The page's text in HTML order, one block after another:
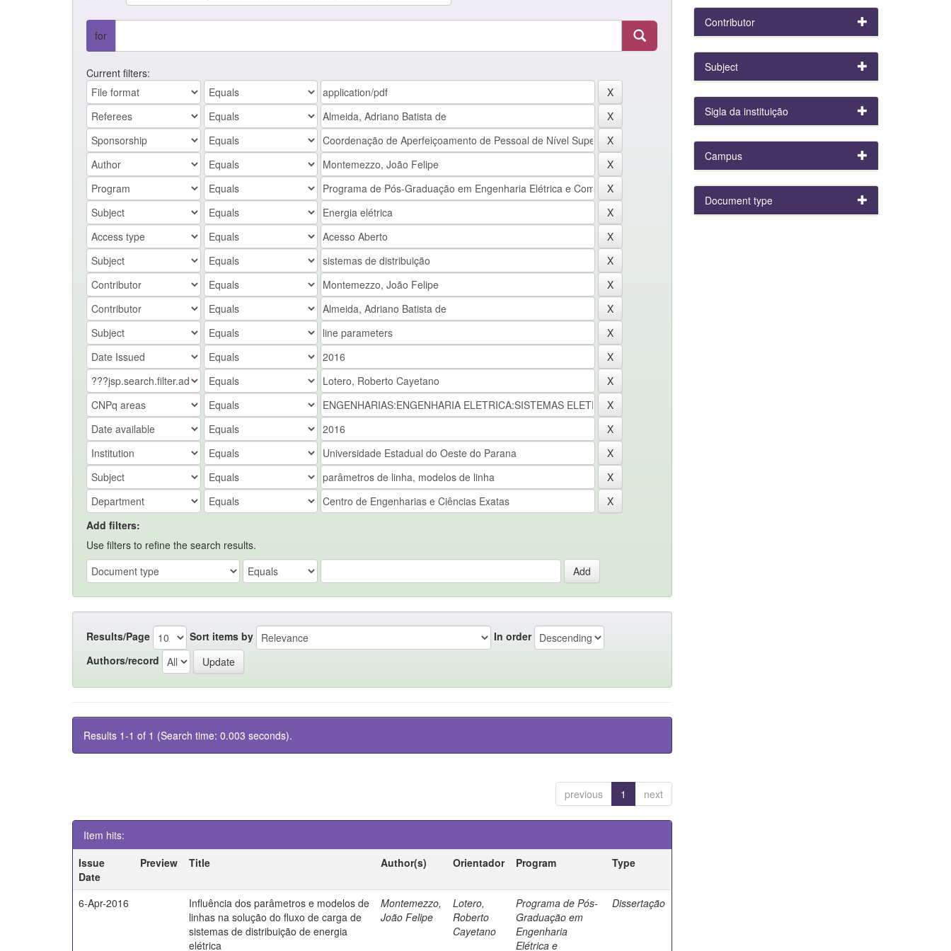
for
Current filters:
Add filters:
Use filters to refine the search results.
Results/Page Sort items by
In order
Authors/record
Results 1-1 of 1 (Search time: 0.003 seconds).
previous 1 next
Item hits:
Issue
Date
Preview Title Author(s) Orientador Program Type
6-Apr-2016
Influência dos parâmetros e modelos de
linhas na solução do fluxo de carga de
sistemas de distribuição de energia
elétrica
Montemezzo,
João Felipe
Lotero,
Roberto
Cayetano
Programa de Pós-
Graduação em
Engenharia
Elétrica e
Dissertação
Contributor
Subject
Sigla da instituição
Campus
Document type